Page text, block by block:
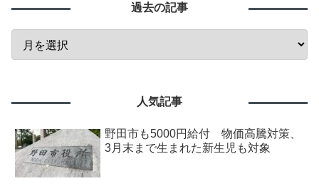
過去の記事
人気記事
野田市も5000円給付 物価高騰対策、
3月末まで生まれた新生児も対象